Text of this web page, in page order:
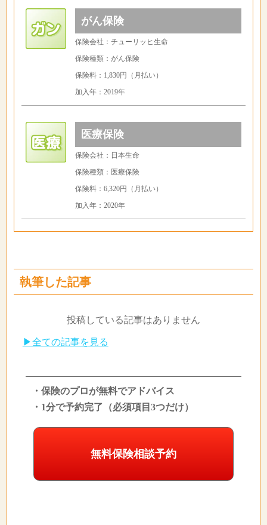
がん保険
保険会社：チューリッヒ生命
保険種類：がん保険
保険料：1,830円（月払い）
加入年：2019年
医療保険
保険会社：日本生命
保険種類：医療保険
保険料：6,320円（月払い）
加入年：2020年
執筆した記事
投稿している記事はありません
▶全ての記事を見る
・保険のプロが無料でアドバイス
・1分で予約完了（必須項目3つだけ）
無料保険相談予約